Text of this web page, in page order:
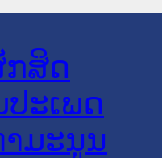
ສິດ
ະເພດ
ມະນູນ